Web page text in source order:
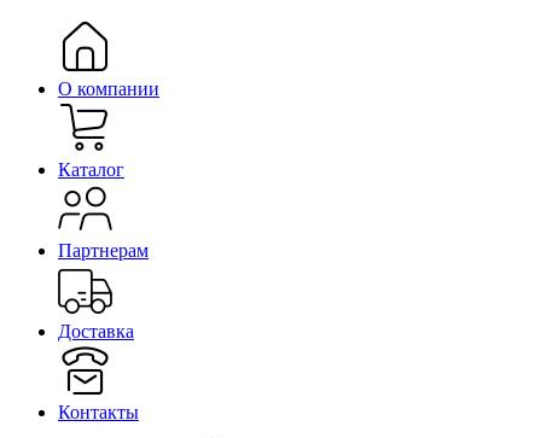
О компании
Каталог
Партнерам
Доставка
Контакты